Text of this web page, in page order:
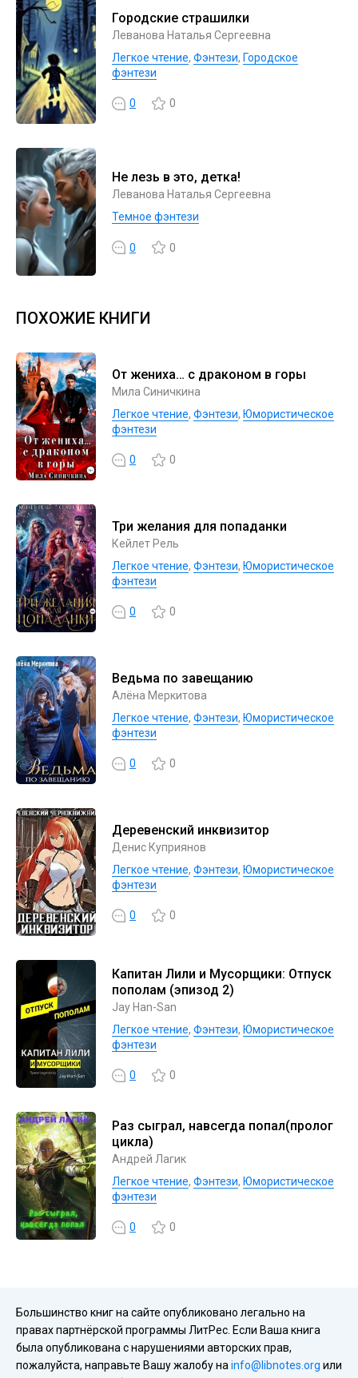
Городские страшилки
Леванова Наталья Сергеевна
Легкое чтение, Фэнтези, Городское
фэнтези
0 0
Не лезь в это, детка!
Леванова Наталья Сергеевна
Темное фэнтези
0 0
ПОХОЖИЕ КНИГИ
От жениха… с драконом в горы
Мила Синичкина
Легкое чтение, Фэнтези, Юмористическое
фэнтези
0 0
Три желания для попаданки
Кейлет Рель
Легкое чтение, Фэнтези, Юмористическое
фэнтези
0 0
Ведьма по завещанию
Алёна Меркитова
Легкое чтение, Фэнтези, Юмористическое
фэнтези
0 0
Деревенский инквизитор
Денис Куприянов
Легкое чтение, Фэнтези, Юмористическое
фэнтези
0 0
Капитан Лили и Мусорщики: Отпуск
пополам (эпизод 2)
Jay Han-San
Легкое чтение, Фэнтези, Юмористическое
фэнтези
0 0
Раз сыграл, навсегда попал(пролог
цикла)
Андрей Лагик
Легкое чтение, Фэнтези, Юмористическое
фэнтези
0 0
Большинство книг на сайте опубликовано легально на
правах партнёрской программы ЛитРес. Если Ваша книга
была опубликована с нарушениями авторских прав,
пожалуйста, направьте Вашу жалобу на info@libnotes.org или